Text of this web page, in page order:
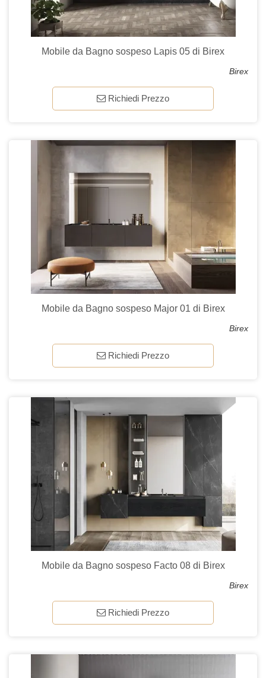
Mobile da Bagno sospeso Lapis 05 di Birex
Birex
Richiedi Prezzo
Mobile da Bagno sospeso Major 01 di Birex
Birex
Richiedi Prezzo
Mobile da Bagno sospeso Facto 08 di Birex
Birex
Richiedi Prezzo